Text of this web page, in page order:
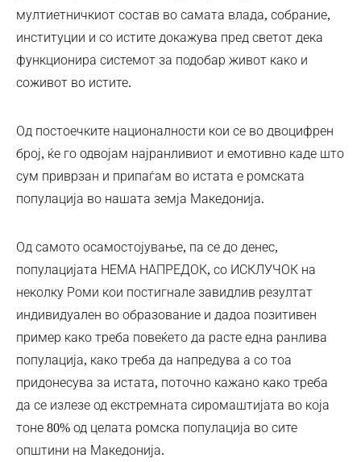
мултиетничкиот состав во самата влада, собрание,
институции и со истите докажува пред светот дека
функционира системот за подобар живот како и
соживот во истите.
Од постоечките националности кои се во двоцифрен
број, ќе го одвојам најранливиот и емотивно каде што
сум приврзан и припаѓам во истата е ромската
популација во нашата земја Македонија.
Од самото осамостојување, па се до денес,
популацијата НЕМА НАПРЕДОК, со ИСКЛУЧОК на
неколку Роми кои постигнале завидлив резултат
индивидуален во образование и дадоа позитивен
пример како треба повеќето да расте една ранлива
популација, како треба да напредува а со тоа
придонесува за истата, поточно кажано како треба
да се излезе од екстремната сиромаштијата во која
тоне 80% од целата ромска популација во сите
општини на Македонија.